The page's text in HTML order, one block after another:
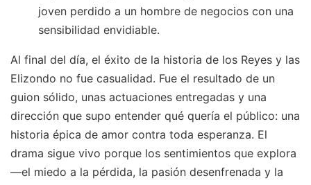
joven perdido a un hombre de negocios con una
sensibilidad envidiable.
Al final del día, el éxito de la historia de los Reyes y las
Elizondo no fue casualidad. Fue el resultado de un
guion sólido, unas actuaciones entregadas y una
dirección que supo entender qué quería el público: una
historia épica de amor contra toda esperanza. El
drama sigue vivo porque los sentimientos que explora
—el miedo a la pérdida, la pasión desenfrenada y la